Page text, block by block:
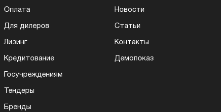
Оплата
Для дилеров
Лизинг
Кредитование
Госучреждениям
Тендеры
Бренды
Новости
Статьи
Контакты
Демопоказ